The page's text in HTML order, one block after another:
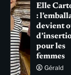
Elle
:
devient
pour les
femmes
Gérald